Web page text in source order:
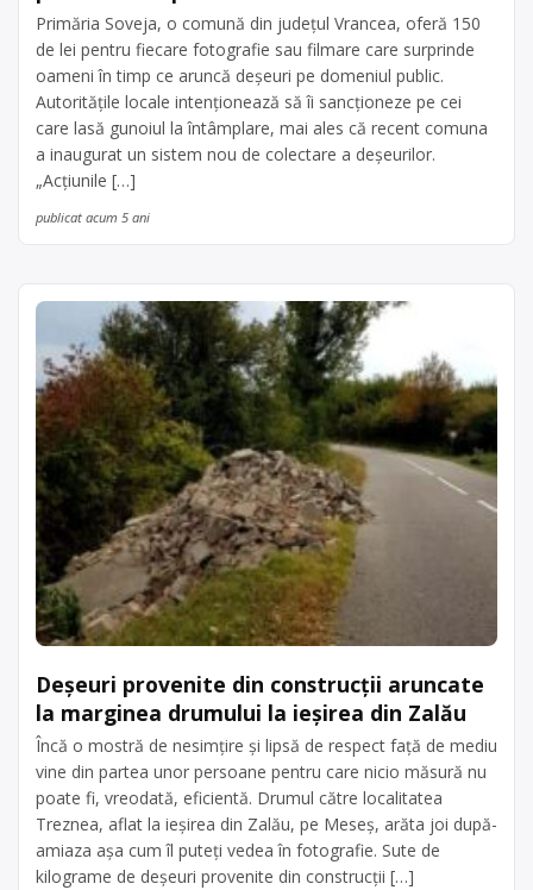
Primăria Soveja, o comună din județul Vrancea, oferă 150
de lei pentru fiecare fotografie sau filmare care surprinde
oameni în timp ce aruncă deșeuri pe domeniul public.
Autoritățile locale intenționează să îi sancționeze pe cei
care lasă gunoiul la întâmplare, mai ales că recent comuna
a inaugurat un sistem nou de colectare a deșeurilor.
„Acțiunile […]
publicat acum 5 ani
Deșeuri provenite din construcții aruncate
la marginea drumului la ieșirea din Zalău
Încă o mostră de nesimțire și lipsă de respect față de mediu
vine din partea unor persoane pentru care nicio măsură nu
poate fi, vreodată, eficientă. Drumul către localitatea
Treznea, aflat la ieșirea din Zalău, pe Meseș, arăta joi după-
amiaza așa cum îl puteți vedea în fotografie. Sute de
kilograme de deșeuri provenite din construcții […]